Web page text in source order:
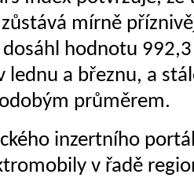
mírně
hodnotu
lednu a březnu, a
průměrem.
inzertního
v řadě